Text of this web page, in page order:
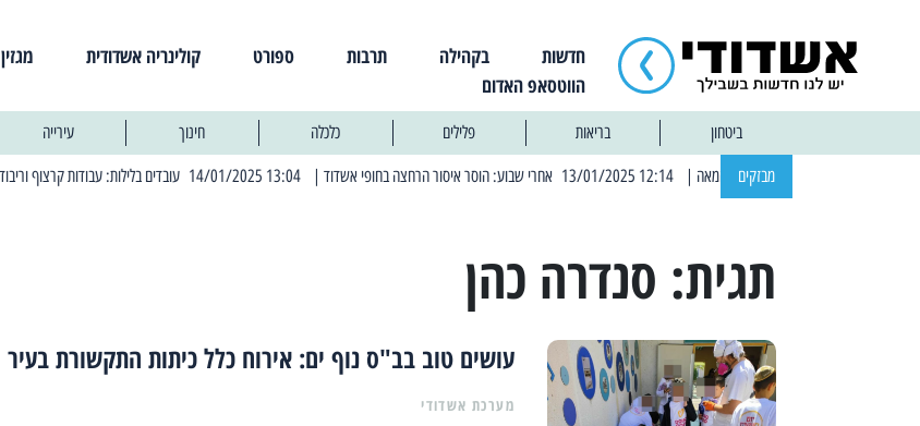
חדשות בקהילה תרבות ספורט קולינריה אשדודית
מגזין
הווטסאפ האדום
ביטחון בריאות פלילים כלכלה חינוך עירייה
מבזקים | 12:14 13/01/2025 אחרי שבוע: הוסר איסור הרחצה בחופי אשדוד | 13:04 14/01/2025 עובדים בלילות: עבודות קרצוף וריבוד אספלט
תגית: סנדרה כהן
עושים טוב בב"ס נוף ים: אירוח כלל כיתות התקשורת בעיר
מערכת אשדודי